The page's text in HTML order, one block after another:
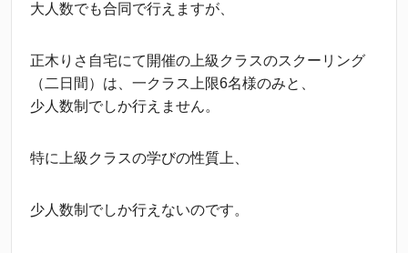
大人数でも合同で行えますが、
正木りさ自宅にて開催の上級クラスのスクーリング
（二日間）は、一クラス上限6名様のみと、
少人数制でしか行えません。
特に上級クラスの学びの性質上、
少人数制でしか行えないのです。